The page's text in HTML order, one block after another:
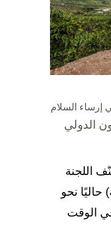
إرساء السلام
الدولي
اللجنة
حاليًا نحو
العالم[1] – وفي الوقت